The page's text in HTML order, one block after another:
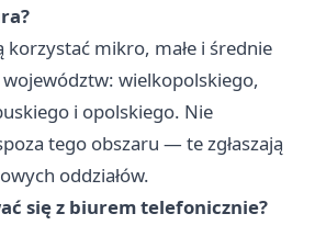
korzystać mikro, małe i średnie
wielkopolskiego,
i opolskiego. Nie
tego obszaru — te zgłaszają
oddziałów.
się z biurem telefonicznie?